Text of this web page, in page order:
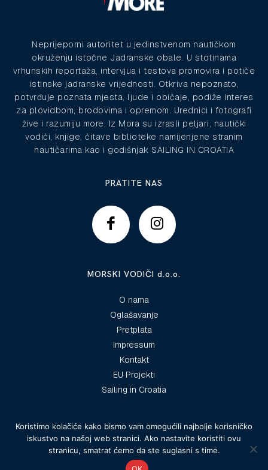
Neprijeporni autoritet u jedinstvenom nautičkom
okruženju istočne Jadranske obale. U stotinama
vrhunskih reportaža, intervjua i testova promovira i potiče
istinske jadranske vrijednosti. Otkriva nepoznato,
potvrđuje poznata mjesta, ljude i običaje, podiže interes
za plovidbom, brodovima i opremom. Urednici i fotografi
žive i razumiju more. Iz Mora su izrasli peljari, nautički
vodiči, knjige, čitave biblioteke namijenjene stranim
nautičarima kao i godišnjak SAILING IN CROATIA
PRATITE NAS
MORSKI VODIČI d.o.o.
O nama
Oglašavanje
Pretplata
Impressum
Kontakt
EU Projekti
Sailing in Croatia
© 2025 Morski vodiči
Koristimo kolačiće kako bismo vam omogućili najbolje korisničko
iskustvo na našoj web stranici. Ako nastavite koristiti ovu
stranicu, smatrat ćemo da ste suglasni s time.